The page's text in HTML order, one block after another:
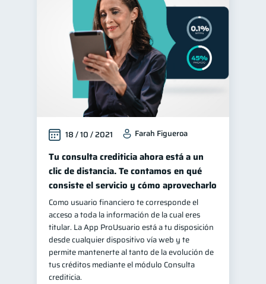
18 / 10 / 2021 Farah Figueroa
Tu consulta crediticia ahora está a un
clic de distancia. Te contamos en qué
consiste el servicio y cómo aprovecharlo
Como usuario financiero te corresponde el
acceso a toda la información de la cual eres
titular. La App ProUsuario está a tu disposición
desde cualquier dispositivo vía web y te
permite mantenerte al tanto de la evolución de
tus créditos mediante el módulo Consulta
crediticia.